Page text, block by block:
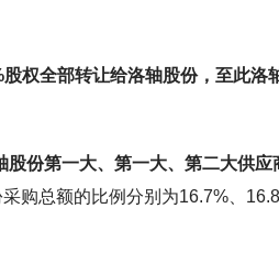
权全部转让给洛轴股份，至此洛
股份第一大、第一大、第二大供应
购总额的比例分别为16.7%、